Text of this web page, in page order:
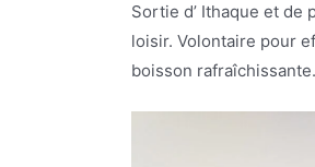
Sortie d’ Ithaque et de
loisir. Volontaire pour
boisson rafraîchissante.